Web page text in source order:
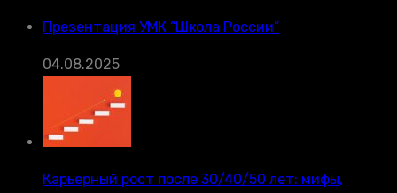
Презентация УМК “Школа России”
04.08.2025
Карьерный рост после 30/40/50 лет: мифы,